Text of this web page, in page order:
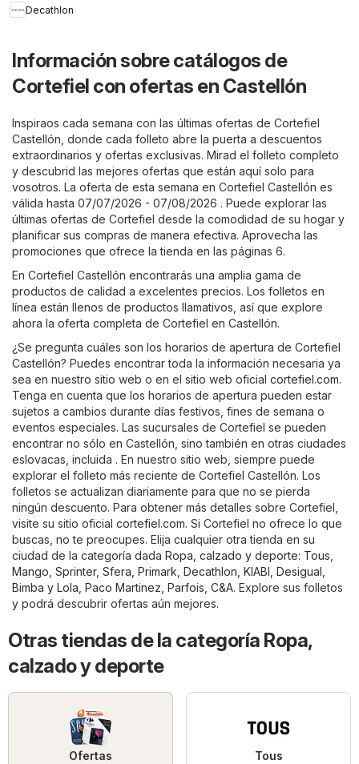
Decathlon
Información sobre catálogos de
Cortefiel con ofertas en Castellón
Inspiraos cada semana con las últimas ofertas de Cortefiel
Castellón, donde cada folleto abre la puerta a descuentos
extraordinarios y ofertas exclusivas. Mirad el folleto completo
y descubrid las mejores ofertas que están aquí solo para
vosotros. La oferta de esta semana en Cortefiel Castellón es
válida hasta 07/07/2026 - 07/08/2026 . Puede explorar las
últimas ofertas de Cortefiel desde la comodidad de su hogar y
planificar sus compras de manera efectiva. Aprovecha las
promociones que ofrece la tienda en las páginas 6.
En Cortefiel Castellón encontrarás una amplia gama de
productos de calidad a excelentes precios. Los folletos en
línea están llenos de productos llamativos, así que explore
ahora la oferta completa de Cortefiel en Castellón.
¿Se pregunta cuáles son los horarios de apertura de Cortefiel
Castellón? Puedes encontrar toda la información necesaria ya
sea en nuestro sitio web o en el sitio web oficial cortefiel.com.
Tenga en cuenta que los horarios de apertura pueden estar
sujetos a cambios durante días festivos, fines de semana o
eventos especiales. Las sucursales de Cortefiel se pueden
encontrar no sólo en Castellón, sino también en otras ciudades
eslovacas, incluida . En nuestro sitio web, siempre puede
explorar el folleto más reciente de Cortefiel Castellón. Los
folletos se actualizan diariamente para que no se pierda
ningún descuento. Para obtener más detalles sobre Cortefiel,
visite su sitio oficial cortefiel.com. Si Cortefiel no ofrece lo que
buscas, no te preocupes. Elija cualquier otra tienda en su
ciudad de la categoría dada Ropa, calzado y deporte: Tous
Mango Sprinter, Sfera Primark Decathlon KIABI Desigual
Bimba y Lola Paco Martinez Parfois C&A. Explore sus folletos
y podrá descubrir ofertas aún mejores.
Otras tiendas de la categoría Ropa,
calzado y deporte
Ofertas Tous